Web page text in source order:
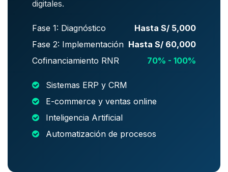
digitales.
Fase 1: Diagnóstico
Hasta S/ 5,000
Fase 2: Implementación Hasta S/ 60,000
Cofinanciamiento RNR
70% - 100%
Sistemas ERP y CRM
E-commerce y ventas online
Inteligencia Artificial
Automatización de procesos